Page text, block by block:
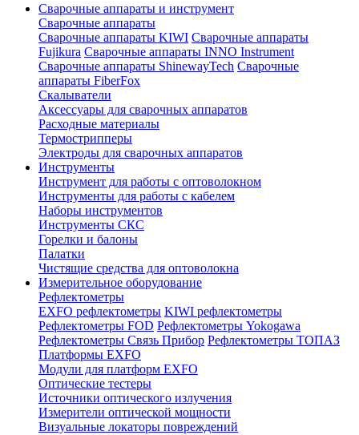
Сварочные аппараты и инструмент
Сварочные аппараты
Сварочные аппараты KIWI Сварочные аппараты
Fujikura Сварочные аппараты INNO Instrument
Сварочные аппараты ShinewayTech Cварочные
аппараты FiberFox
Скалыватели
Аксессуары для сварочных аппаратов
Расходные материалы
Термострипперы
Электроды для сварочных аппаратов
Инструменты
Инструмент для работы с оптоволокном
Инструменты для работы с кабелем
Наборы инструментов
Инструменты СКС
Горелки и балоны
Палатки
Чистящие средства для оптоволокна
Измерительное оборудование
Рефлектометры
EXFO рефлектометры KIWI рефлектометры
Рефлектометры FOD Рефлектометры Yokogawa
Рефлектометры Связь Прибор Рефлектометры ТОПАЗ
Платформы EXFO
Модули для платформ EXFO
Оптические тестеры
Источники оптического излучения
Измерители оптической мощности
Визуальные локаторы повреждений